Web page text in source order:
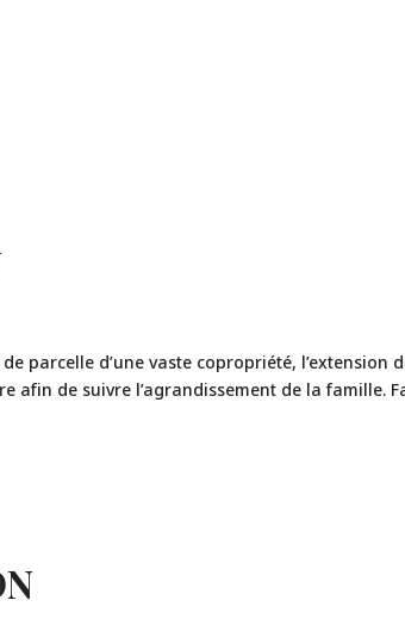
parcelle d’une vaste copropriété, l’extension
afin de suivre l’agrandissement de la famille.